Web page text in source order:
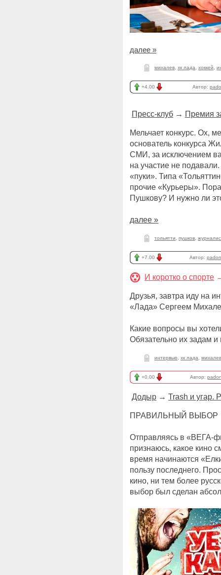
далее »
михалев хк лада хоккей
+4.00 Автор:
Пресс-клуб → Премия
Мельчает конкурс. Ох,
основатель конкурса
СМИ, за исключением
на участие не
«пуки». Типа
прочие «Курьеры».
Пушкову? И нужно ли
далее »
тольятти пушков
+7.00 Автор:
И коротко о спорте
Друзья, завтра иду на
«Лада» Сергеем
Какие вопросы вы
Обязательно их задам
интервью хк лада михалев
+0.00 Автор:
Додыр → Trash и угар.
ПРАВИЛЬНЫЙ ВЫБОР
Отправляясь в «ВЕГА-
признаюсь, какое кино
время начинаются
пользу последнего.
кино, ни тем более
выбор был сделан